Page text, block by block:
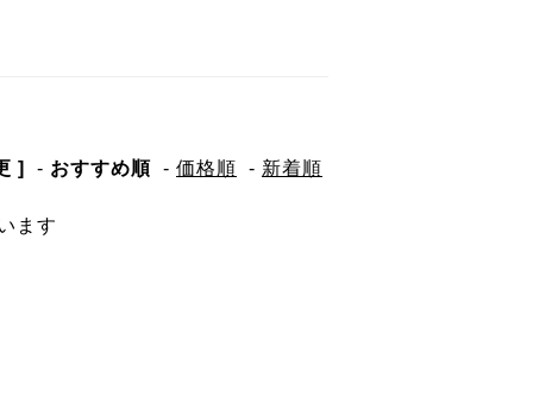
] - おすすめ順 - 価格順 - 新着順
ます